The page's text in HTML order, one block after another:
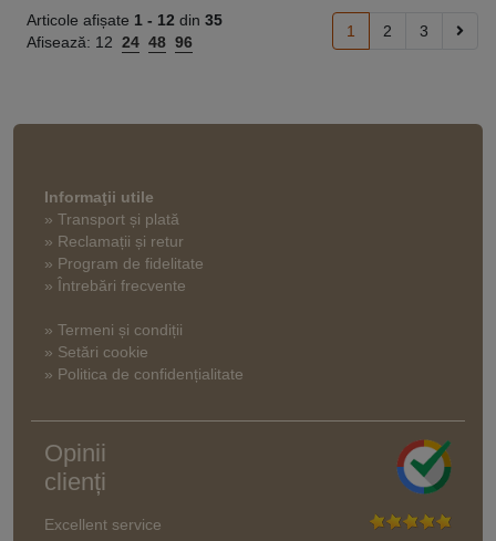
Articole afișate 1 - 12 din 35
Afisează: 12 24 48 96
1 2 3
Informaţii utile
» Transport și plată
» Reclamații și retur
» Program de fidelitate
» Întrebări frecvente
» Termeni și condiții
» Setări cookie
» Politica de confidențialitate
Opinii
clienți
Excellent service